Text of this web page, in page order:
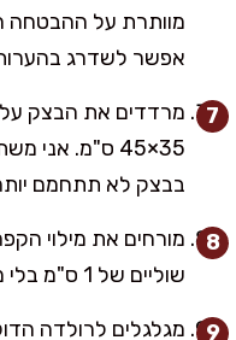
מוותרת על ההבטחה
אפשר לשדרג
מרדדים את הבצק
35×45 ס"מ.
בבצק לא תתחמם
מורחים את מילוי
שוליים של 1 ס"מ בלי מילוי כדי שהסגירה תהיה נקייה.
מגלגלים לרולדה